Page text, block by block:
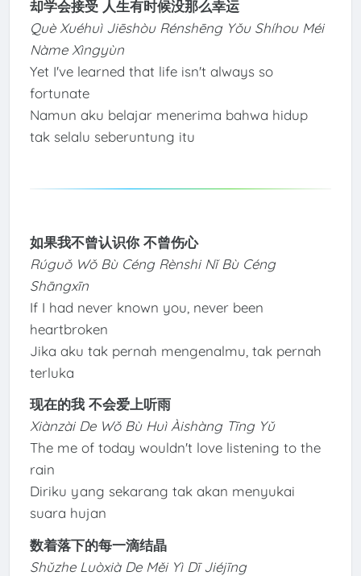
却学会接受 人生有时候没那么幸运
Què Xuéhuì Jiēshòu Rénshēng Yǒu Shíhou Méi
Nàme Xìngyùn
Yet I've learned that life isn't always so
fortunate
Namun aku belajar menerima bahwa hidup
tak selalu seberuntung itu
如果我不曾认识你 不曾伤心
Rúguǒ Wǒ Bù Céng Rènshi Nǐ Bù Céng
Shāngxīn
If I had never known you, never been
heartbroken
Jika aku tak pernah mengenalmu, tak pernah
terluka
现在的我 不会爱上听雨
Xiànzài De Wǒ Bù Huì Àishàng Tīng Yǔ
The me of today wouldn't love listening to the
rain
Diriku yang sekarang tak akan menyukai
suara hujan
数着落下的每一滴结晶
Shǔzhe Luòxià De Měi Yì Dī Jiéjīng